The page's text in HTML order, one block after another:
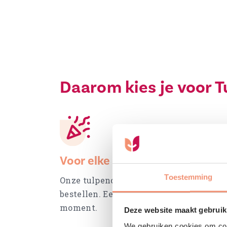
Toestemming
Deze website maakt
Daarom kies je voor
Voor elke gelegenheid
Onze tulpencadeaus zijn jaarrond te
bestellen. Een vrolijk cadeau voor elk
moment.